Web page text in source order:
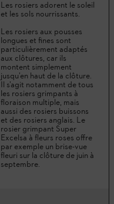
Les rosiers adorent le soleil
et les sols nourrissants.
Les rosiers aux pousses
longues et fines sont
particulièrement adaptés
aux clôtures, car ils
montent simplement
jusqu’en haut de la clôture.
Il s’agit notamment de tous
les rosiers grimpants à
floraison multiple, mais
aussi des rosiers buissons
et des rosiers anglais. Le
rosier grimpant Super
Excelsa à fleurs roses offre
par exemple un brise-vue
fleuri sur la clôture de juin à
septembre.